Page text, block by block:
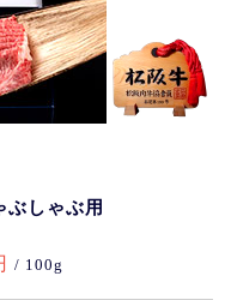
ぶしゃぶ用
/ 100g